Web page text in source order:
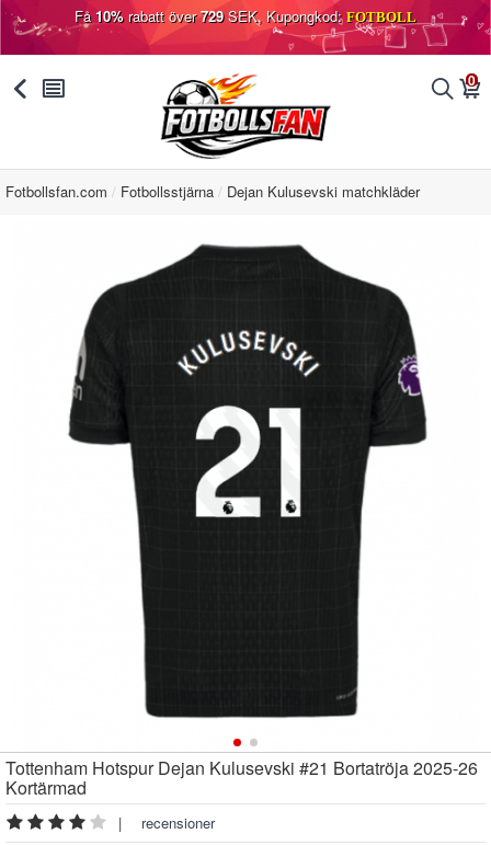
Få10%rabatt över729SEK, Kupongkod: FOTBOLL
󰅯 󰂩 󰂨 0
󰃦
Fotbollsfan.com Fotbollsstjärna Dejan Kulusevski matchkläder
Tottenham Hotspur Dejan Kulusevski #21 Bortatröja 2025-26
Kortärmad
| recensioner